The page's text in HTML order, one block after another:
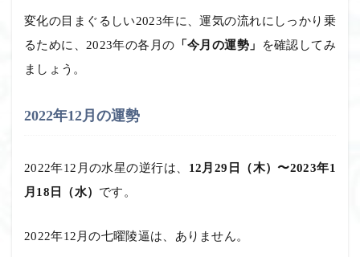
変化の目まぐるしい2023年に、運気の流れにしっかり乗
るために、2023年の各月の 「今月の運勢」
を確認してみ
ましょう。
2022年12月の運勢
2022年12月の水星の逆行は、 12月29日（木）〜2023年1
月18日（水） です。
2022年12月の七曜陵逼は、ありません。